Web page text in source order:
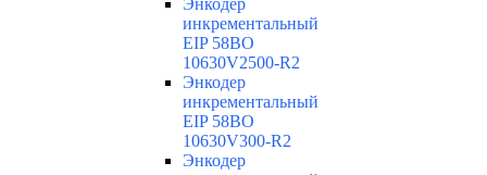
Энкодер
инкрементальный
EIP 58BO
10630V2500-R2
Энкодер
инкрементальный
EIP 58BO
10630V300-R2
Энкодер